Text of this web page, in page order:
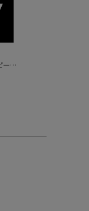
FOV happy bag(ハッピーバック/トップスセット)